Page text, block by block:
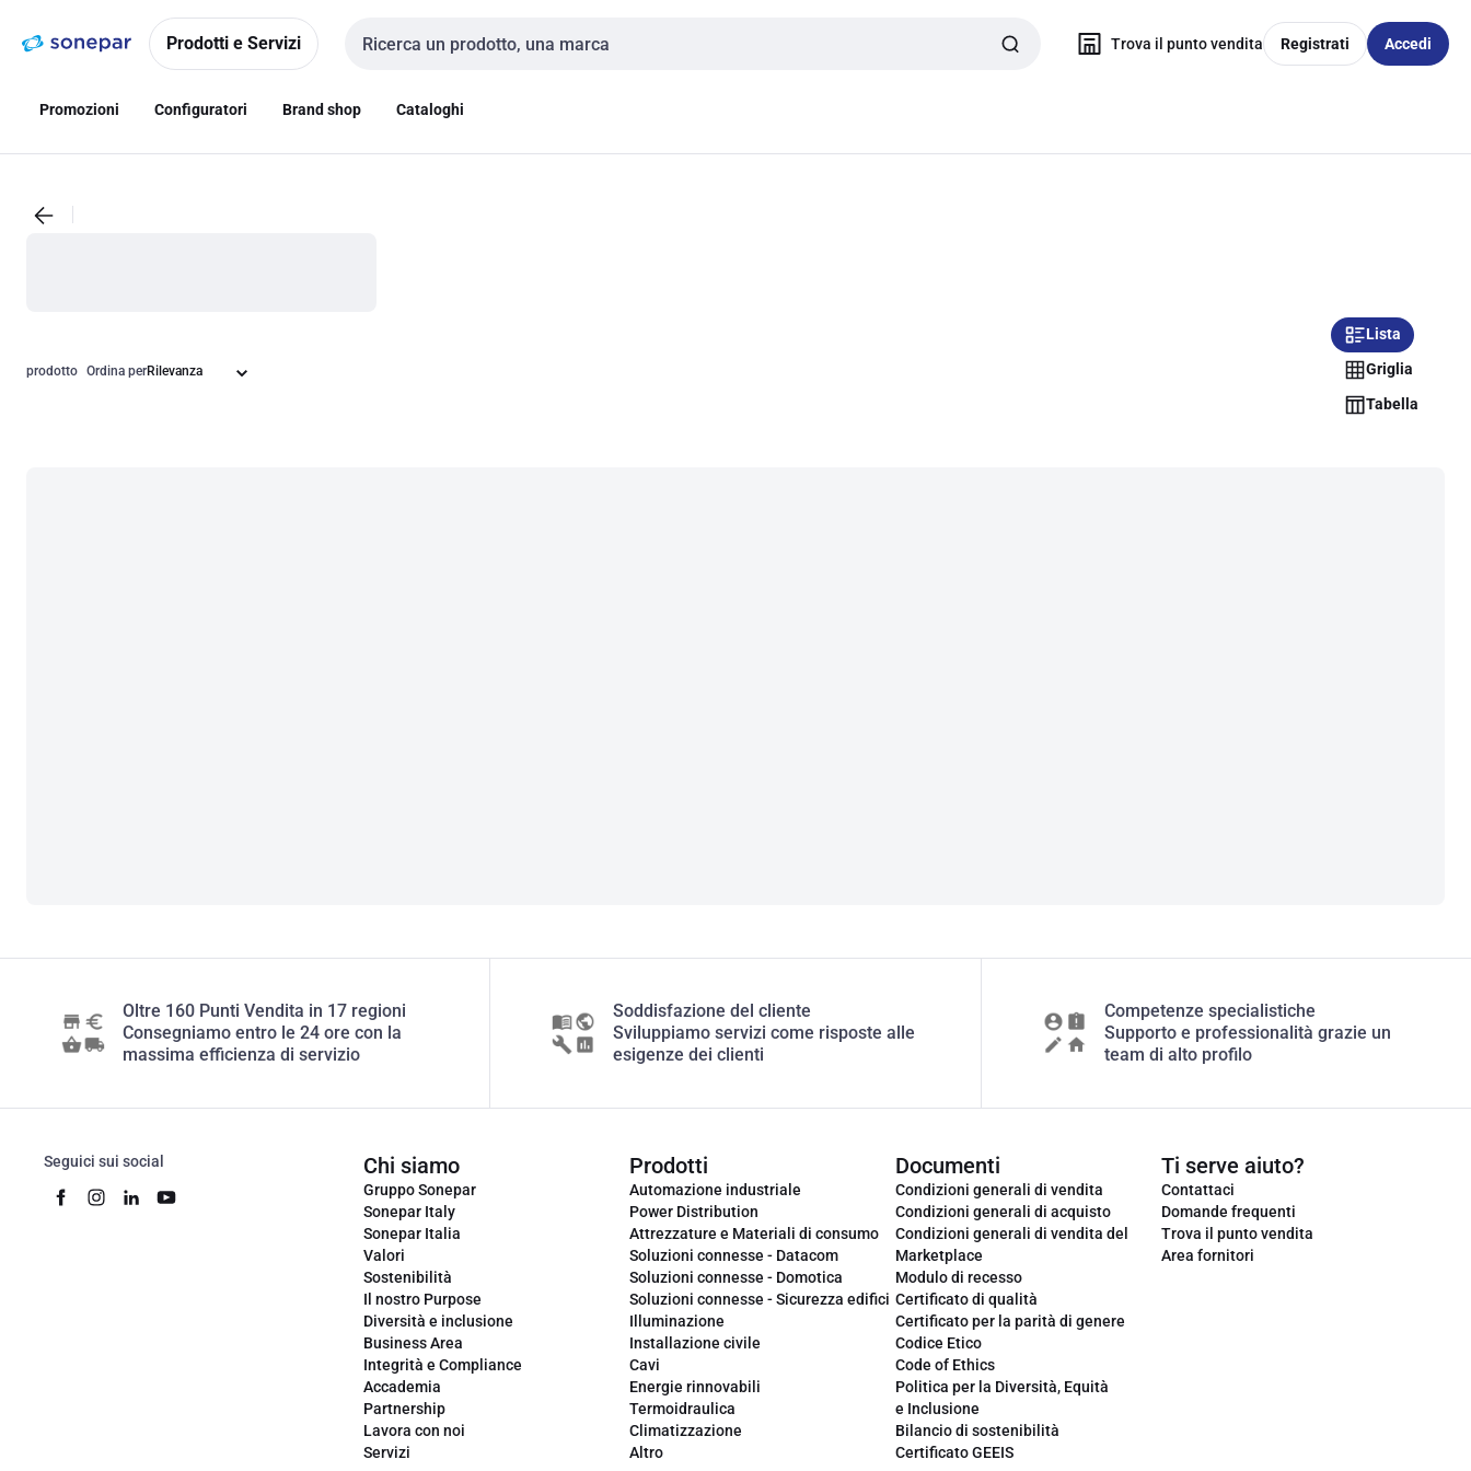
navigazionealla
Prodotti e Servizi
Cerca input
Trova il punto vendita Registrati Accedi
Promozioni Configuratori Brand shop Cataloghi
prodotto Ordina per
Lista
Griglia
Tabella
Oltre 160 Punti Vendita in 17 regioni
Consegniamo entro le 24 ore con la
massima efficienza di servizio
Soddisfazione del cliente
Sviluppiamo servizi come risposte alle
esigenze dei clienti
Competenze specialistiche
Supporto e professionalità grazie un
team di alto profilo
Seguici sui social Chi siamo
Gruppo Sonepar
Sonepar Italy
Sonepar Italia
Valori
Sostenibilità
Il nostro Purpose
Diversità e inclusione
Business Area
Integrità e Compliance
Accademia
Partnership
Lavora con noi
Servizi
Prodotti
Automazione industriale
Power Distribution
Attrezzature e Materiali di consumo
Soluzioni connesse - Datacom
Soluzioni connesse - Domotica
Soluzioni connesse - Sicurezza edifici
Illuminazione
Installazione civile
Cavi
Energie rinnovabili
Termoidraulica
Climatizzazione
Altro
Documenti
Condizioni generali di vendita
Condizioni generali di acquisto
Condizioni generali di vendita del
Marketplace
Modulo di recesso
Certificato di qualità
Certificato per la parità di genere
Codice Etico
Code of Ethics
Politica per la Diversità, Equità
e Inclusione
Bilancio di sostenibilità
Certificato GEEIS
Ti serve aiuto?
Contattaci
Domande frequenti
Trova il punto vendita
Area fornitori